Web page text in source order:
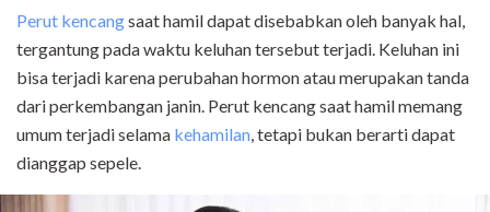
Perut kencangsaat hamil dapat disebabkan oleh banyak hal,
tergantung pada waktu keluhan tersebut terjadi. Keluhan ini
bisa terjadi karena perubahan hormon atau merupakan tanda
dari perkembangan janin. Perut kencang saat hamil memang
umum terjadi selama kehamilan, tetapi bukan berarti dapat
dianggap sepele.